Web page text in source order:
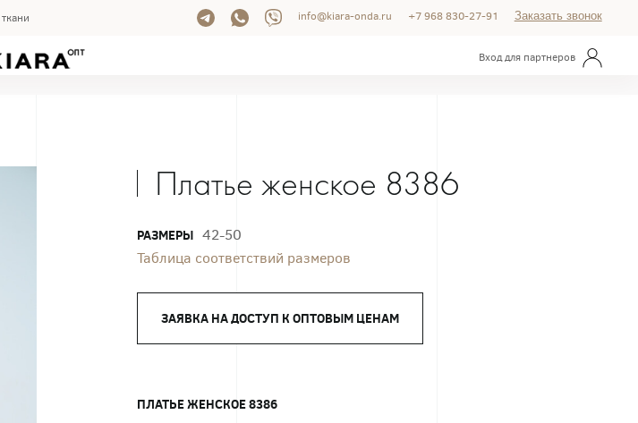
ткани info@kiara-onda.ru +7 968 830-27-91 Заказать звонок
Вход для партнеров
Платье женское 8386
РАЗМЕРЫ 42-50
Таблица соответствий размеров
ЗАЯВКА НА ДОСТУП К ОПТОВЫМ ЦЕНАМ
ПЛАТЬЕ ЖЕНСКОЕ 8386